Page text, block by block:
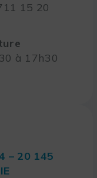
15 20
à 17h30
– 20 145